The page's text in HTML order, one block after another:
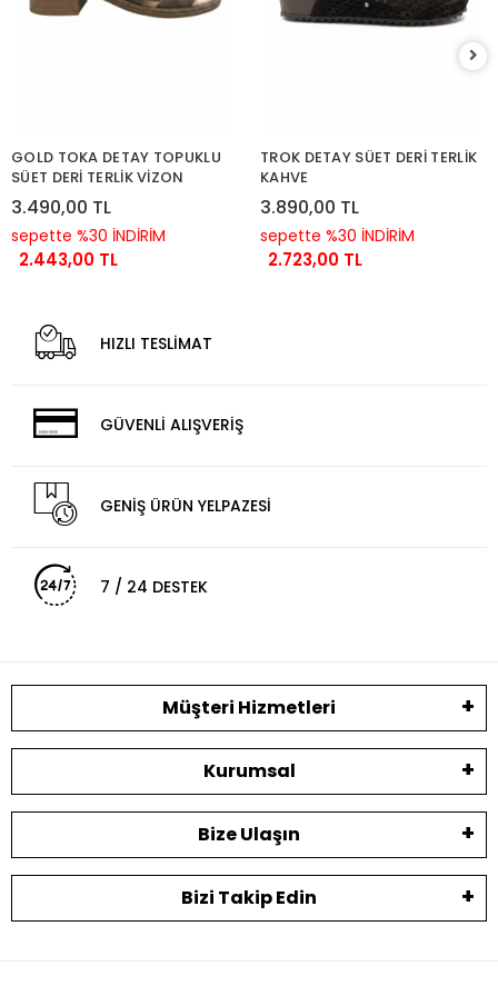
GOLD TOKA DETAY TOPUKLU
SÜET DERİ TERLİK VİZON
3.490,00 TL
sepette %30 İNDİRİM
2.443,00 TL
TROK DETAY SÜET DERİ TERLİK
KAHVE
3.890,00 TL
sepette %30 İNDİRİM
2.723,00 TL
HIZLI TESLİMAT
GÜVENLİ ALIŞVERİŞ
GENİŞ ÜRÜN YELPAZESİ
7 / 24 DESTEK
Müşteri Hizmetleri
Kurumsal
Bize Ulaşın
Bizi Takip Edin